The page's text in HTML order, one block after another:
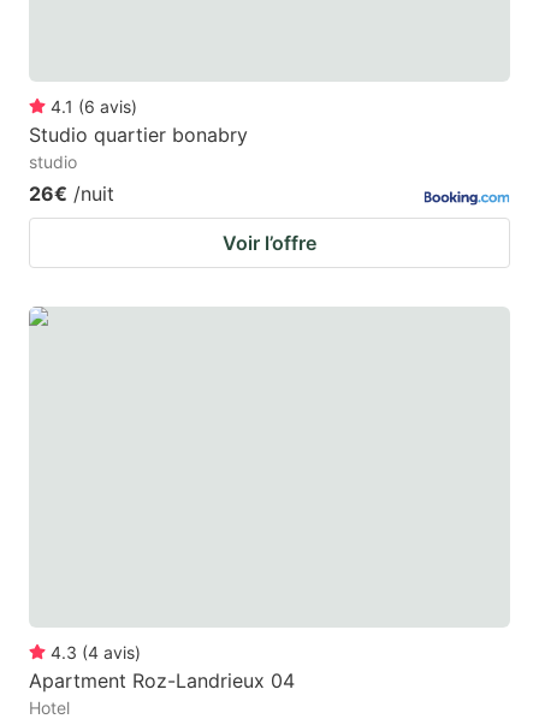
4.1 (6 avis)
Studio quartier bonabry
studio
26€ /nuit
Voir l’offre
4.3 (4 avis)
Apartment Roz-Landrieux 04
Hotel